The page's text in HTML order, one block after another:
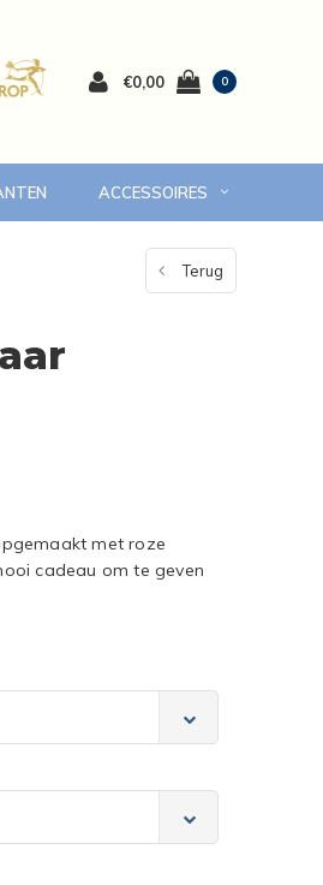
€0,00 0
ACCESSOIRES
7 dagen versgarantie
Terug
met roze
cadeau om te geven